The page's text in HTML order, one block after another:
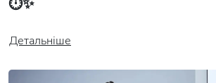
⏱️✨
Детальніше